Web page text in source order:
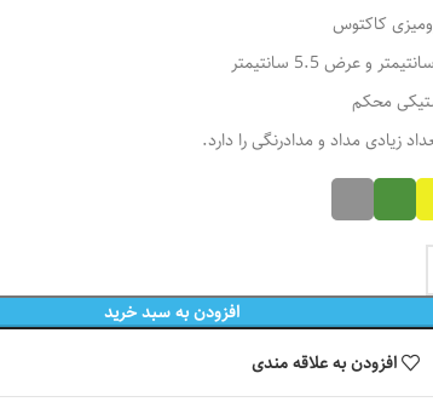
کاکتوس
محکم
زیادی مداد و مدادرنگی را دارد.
افزودن به سبد خرید
افزودن به علاقه مندی